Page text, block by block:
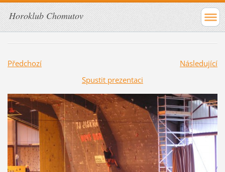
Horoklub Chomutov
Předchozí
Následující
Spustit prezentaci